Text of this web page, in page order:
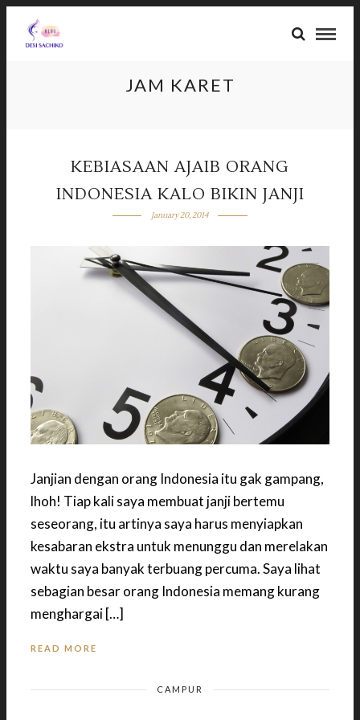
JAM KARET
KEBIASAAN AJAIB ORANG
INDONESIA KALO BIKIN JANJI
January 20, 2014
Janjian dengan orang Indonesia itu gak gampang,
lhoh! Tiap kali saya membuat janji bertemu
seseorang, itu artinya saya harus menyiapkan
kesabaran ekstra untuk menunggu dan merelakan
waktu saya banyak terbuang percuma. Saya lihat
sebagian besar orang Indonesia memang kurang
menghargai […]
READ MORE
CAMPUR